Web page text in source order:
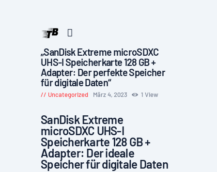
„SanDisk Extreme microSDXC
UHS-I Speicherkarte 128 GB +
Adapter: Der perfekte Speicher
für digitale Daten“
Uncategorized März 4, 2023 1 View
SanDisk Extreme
microSDXC UHS-I
Speicherkarte 128 GB +
Adapter: Der ideale
Speicher für digitale Daten